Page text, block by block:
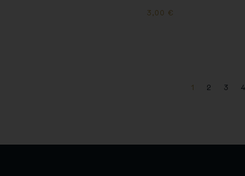
3,00€
1 2 3 4